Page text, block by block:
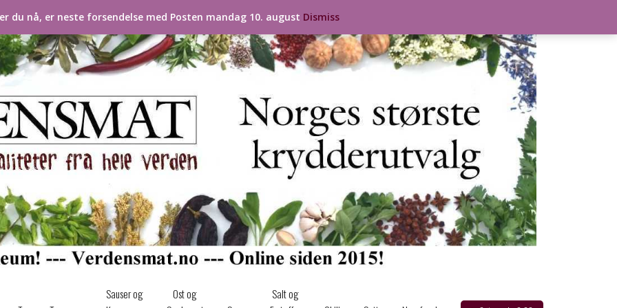
Sauser og
Ost og
Salt og
du nå, er neste forsendelse med Posten mandag 10. august Dismiss